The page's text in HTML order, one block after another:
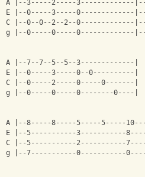
A |--3-----2-----3-------------
E |--0-----3-----0-------------
C |--0--0--2--2--0-------------
g |--0-----0-----0-------------
A |--7--7--5--5--3-------------|
E |--0-----3-----0--0----------|
C |--0-----2-----0-----0-------|
g |--0-----0-----0--------0----|
A |--8-----8-----5-----5-----
E |--5-----------3-----------
C |--5-----------2-----------
g |--7-----------0-----------